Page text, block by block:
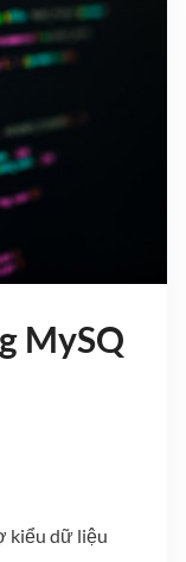
MySQ
kiểu dữ liệu